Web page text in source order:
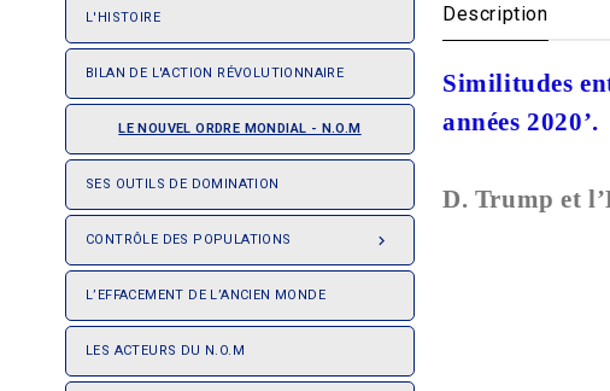
L'HISTOIRE
BILAN DE L'ACTION RÉVOLUTIONNAIRE
LE NOUVEL ORDRE MONDIAL - N.O.M
SES OUTILS DE DOMINATION

CONTRÔLE DES POPULATIONS
L’EFFACEMENT DE L’ANCIEN MONDE
LES ACTEURS DU N.O.M
Description
Similitudes
années 2020’.
D. Trump et